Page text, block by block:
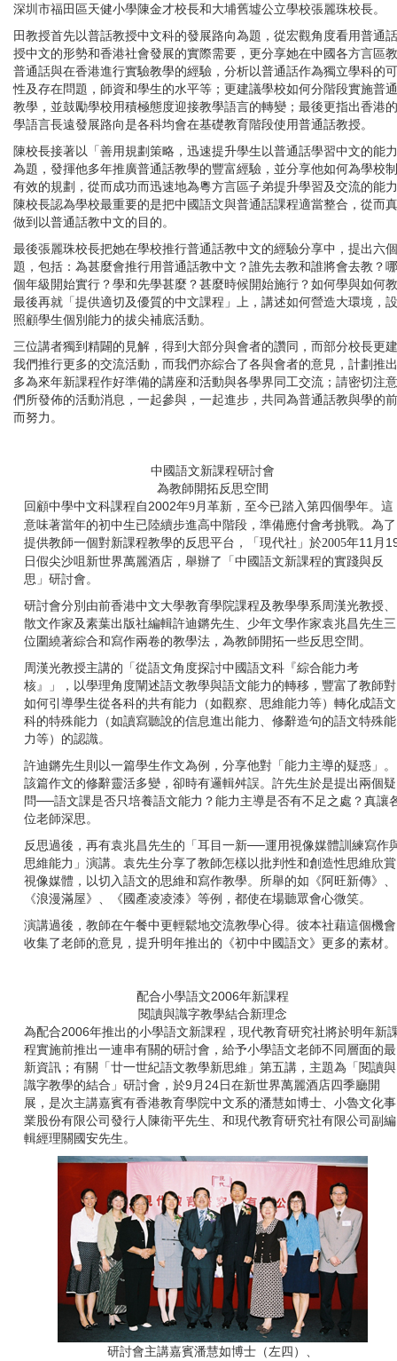
深圳市福田區天健小學陳金才校長和大埔舊墟公立學校張麗珠校長。
田教授首先以普話教授中文科的發展路向為題，從宏觀角度看用普通
授中文的形勢和香港社會發展的實際需要，更分享她在中國各方言區
普通話與在香港進行實驗教學的經驗，分析以普通話作為獨立學科的
性及存在問題，師資和學生的水平等；更建議學校如何分階段實施普
教學，並鼓勵學校用積極態度迎接教學語言的轉變；最後更指出香港
學語言長遠發展路向是各科均會在基礎教育階段使用普通話教授。
陳校長接著以「善用規劃策略，迅速提升學生以普通話學習中文的能
為題，發揮他多年推廣普通話教學的豐富經驗，並分享他如何為學校
有效的規劃，從而成功而迅速地為粵方言區子弟提升學習及交流的能
陳校長認為學校最重要的是把中國語文與普通話課程適當整合，從而
做到以普通話教中文的目的。
最後張麗珠校長把她在學校推行普通話教中文的經驗分享中，提出六
題，包括：為甚麼會推行用普通話教中文？誰先去教和誰將會去教？
個年級開始實行？學和先學甚麼？甚麼時候開始施行？如何學與如何
最後再就「提供適切及優質的中文課程」上，講述如何營造大環境，
照顧學生個別能力的拔尖補底活動。
三位講者獨到精闢的見解，得到大部分與會者的讚同，而部分校長更
我們推行更多的交流活動，而我們亦綜合了各與會者的意見，計劃推
多為來年新課程作好準備的講座和活動與各學界同工交流；請密切注
們所發佈的活動消息，一起參與，一起進步，共同為普通話教與學的
而努力。
中國語文新課程研討會
為教師開拓反思空間
回顧中學中文科課程自2002年9月革新，至今已踏入第四個學年。這
意味著當年的初中生已陸續步進高中階段，準備應付會考挑戰。為了
提供教師一個對新課程教學的反思平台，「現代社」於2005年11 月
日假尖沙咀新世界萬麗酒店，舉辦了「中國語文新課程的實踐與反
思」研討會。
研討會分別由前香港中文大學教育學院課程及教學學系周漢光教授、
散文作家及素葉出版社編輯許迪鏘先生、少年文學作家袁兆昌先生三
位圍繞著綜合和寫作兩卷的教學法，為教師開拓一些反思空間。
周漢光教授主講的「從語文角度探討中國語文科『綜合能力考
核』」，以學理角度闡述語文教學與語文能力的轉移，豐富了教師對
如何引導學生從各科的共有能力（如觀察、思維能力等）轉化成語文
科的特殊能力（如讀寫聽說的信息進出能力、修辭造句的語文特殊能
力等）的認識。
許迪鏘先生則以一篇學生作文為例，分享他對「能力主導的疑惑」。
該篇作文的修辭靈活多變，卻時有邏輯舛誤。許先生於是提出兩個疑
問──語文課是否只培養語文能力？能力主導是否有不足之處？真讓
位老師深思。
反思過後，再有袁兆昌先生的「耳目一新──運用視像媒體訓練寫作
思維能力」演講。袁先生分享了教師怎樣以批判性和創造性思維欣賞
視像媒體，以切入語文的思維和寫作教學。所舉的如《阿旺新傳》、
《浪漫滿屋》、《國產凌凌漆》等例，都使在場聽眾會心微笑。
演講過後，教師在午餐中更輕鬆地交流教學心得。彼本社藉這個機會
收集了老師的意見，提升明年推出的《初中中國語文》更多的素材。
配合小學語文2006年新課程
閱讀與識字教學結合新理念
為配合2006年推出的小學語文新課程，現代教育研究社將於明年新
程實施前推出一連串有關的研討會，給予小學語文老師不同層面的最
新資訊；有關「廿一世紀語文教學新思維」第五講，主題為「閱讀與
識字教學的結合」研討會，於9 月 24日在新世界萬麗酒店四季廳開
展，是次主講嘉賓有香港教育學院中文系的潘慧如博士、小魯文化事
業股份有限公司發行人陳衛平先生、和現代教育研究社有限公司副編
輯經理關國安先生。
研討會主講嘉賓潘慧如博士（左四）、